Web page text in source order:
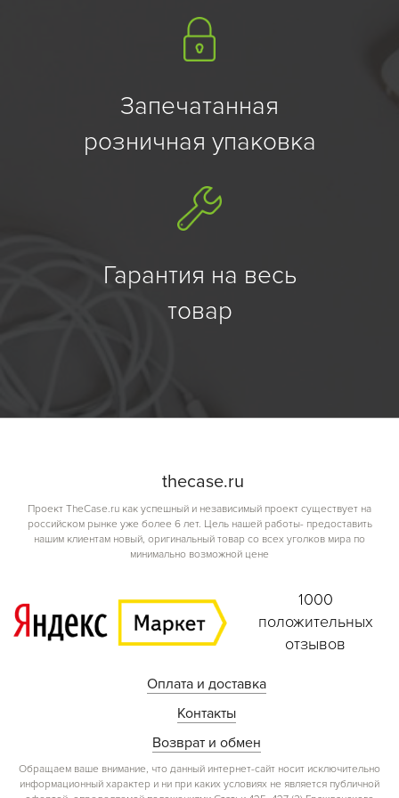
Запечатанная
розничная упаковка
Гарантия на весь
товар
thecase.ru
Проект TheCase.ru как успешный и независимый проект существует на
российском рынке уже более 6 лет. Цель нашей работы- предоставить
нашим клиентам новый, оригинальный товар со всех уголков мира по
минимально возможной цене
1000
положительных
отзывов
Оплата и доставка
Контакты
Возврат и обмен
Обращаем ваше внимание, что данный интернет-сайт носит исключительно
информационный характер и ни при каких условиях не является публичной